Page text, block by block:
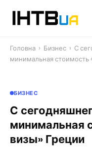
Головна › Бизнес › С
минимальная стоимость
БИЗНЕС
С
минимальная
визы» Греции